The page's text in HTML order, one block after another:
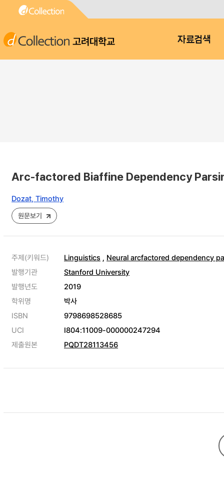
고려대학교 자료검색
Arc-factored Biaffine Dependency
Dozat, Timothy
원문보기
주제(키워드) Linguistics , Neural arcfactored dependency
발행기관
Stanford University
발행년도
2019
학위명
박사
ISBN
9798698528685
UCI
I804:11009-000000247294
제출원본
PQDT28113456